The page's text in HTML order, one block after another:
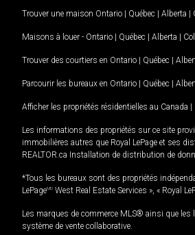
Trouver une maison Ontario | Québec | Alberta |
Maisons à louer - Ontario | Québec | Alberta |
Trouver des courtiers en Ontario | Québec |
Parcourir les bureaux en Ontario | Québec |
Afficher les propriétés résidentielles au Canada |
Les informations des propriétés sur ce site
immobilières autres que Royal LePage et ses
REALTOR.ca Installation de distribution de
*Tous les bureaux sont des propriétés
LePageMD West Real Estate Services », « Royal
Les marques de commerce MLS® ainsi que
système de vente collaborative.